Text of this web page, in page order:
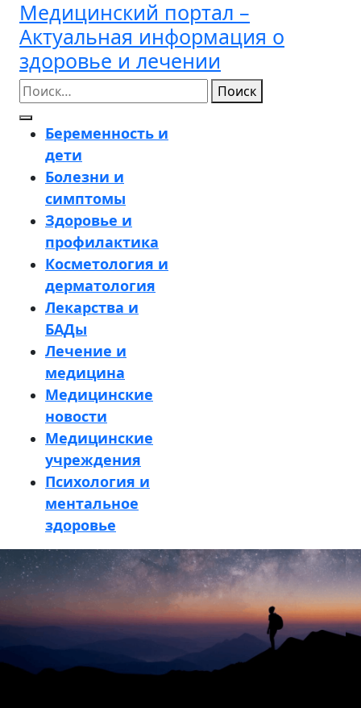
Перейти
содержимому
Медицинский портал –
Актуальная информация о
здоровье и лечении
Поиск
Кнопка
Открыть
Беременность и
дети
Болезни и
симптомы
Здоровье и
профилактика
Косметология и
дерматология
Лекарства и
БАДы
Лечение и
медицина
Медицинские
новости
Медицинские
учреждения
Психология и
ментальное
здоровье
Кнопка
Закрыть